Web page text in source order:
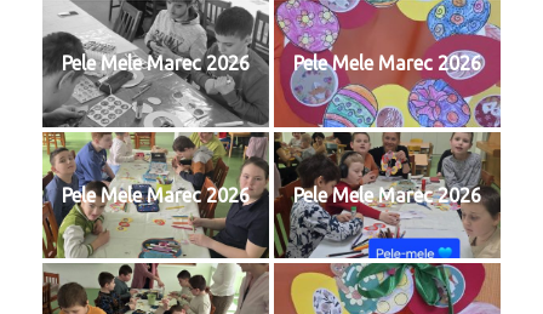
Pele Mele Marec 2026 Pele Mele Marec 2026
Pele Mele Marec 2026 Pele Mele Marec 2026